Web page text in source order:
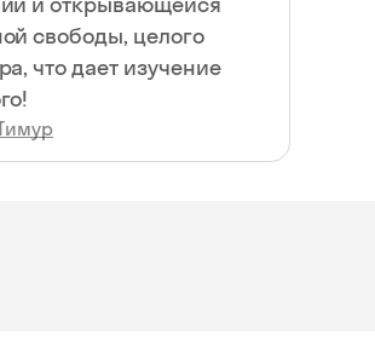
свободы, целого
что дает изучение